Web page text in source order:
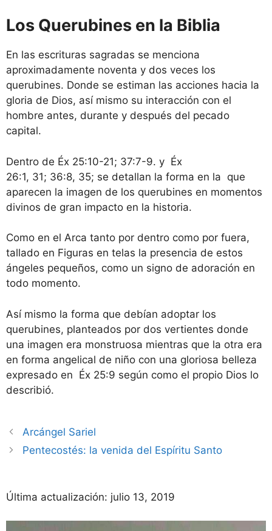
Los Querubines en la Biblia
En las escrituras sagradas se menciona
aproximadamente noventa y dos veces los
querubines. Donde se estiman las acciones hacia la
gloria de Dios, así mismo su interacción con el
hombre antes, durante y después del pecado
capital.
Dentro de Éx 25:10-21; 37:7-9. y Éx
26:1, 31; 36:8, 35; se detallan la forma en la que
aparecen la imagen de los querubines en momentos
divinos de gran impacto en la historia.
Como en el Arca tanto por dentro como por fuera,
tallado en Figuras en telas la presencia de estos
ángeles pequeños, como un signo de adoración en
todo momento.
Así mismo la forma que debían adoptar los
querubines, planteados por dos vertientes donde
una imagen era monstruosa mientras que la otra era
en forma angelical de niño con una gloriosa belleza
expresado en Éx 25:9 según como el propio Dios lo
describió.
Arcángel Sariel
Pentecostés: la venida del Espíritu Santo
Última actualización: julio 13, 2019